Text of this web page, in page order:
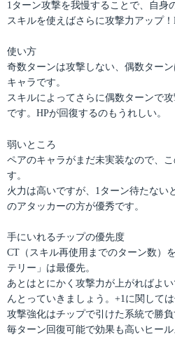
1ターン攻撃を我慢することで、自身
スキルを使えばさらに攻撃力アップ！
使い方
奇数ターンは攻撃しない、偶数ター
キャラです。
スキルによってさらに偶数ターンで
です。HPが回復するのもうれしい。
弱いところ
ペアのキャラがまだ未実装なので、
す。
火力は高いですが、1ターン待たない
のアタッカーの方が優秀です。
手にいれるチップの優先度
CT（スキル再使用までのターン数）
テリー」は最優先。
あとはとにかく攻撃力が上がればよ
んとっていきましょう。+1に関しては
攻撃強化はチップで引けた系統で勝
毎ターン回復可能で効果も高いヒー